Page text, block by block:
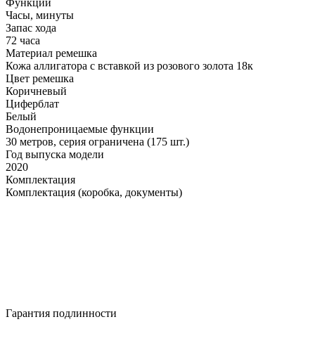
Часы, минуты
Запас хода
72 часа
Материал ремешка
Кожа аллигатора с вставкой из розового золота 18к
Цвет ремешка
Коричневый
Циферблат
Белый
Водонепроницаемые функции
30 метров, серия ограничена (175 шт.)
Год выпуска модели
2020
Комплектация
Комплектация (коробка, документы)
Гарантия подлинности